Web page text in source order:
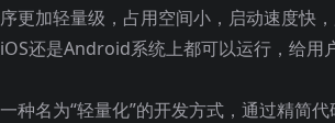
更加轻量级，占用空间小，启动速度快
还是Android系统上都可以运行，给用
种名为“轻量化”的开发方式，通过精简